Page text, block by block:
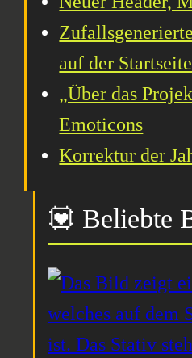
auf der Startseite
„Über das
Emoticons
Korrektur der
💟 Beliebte